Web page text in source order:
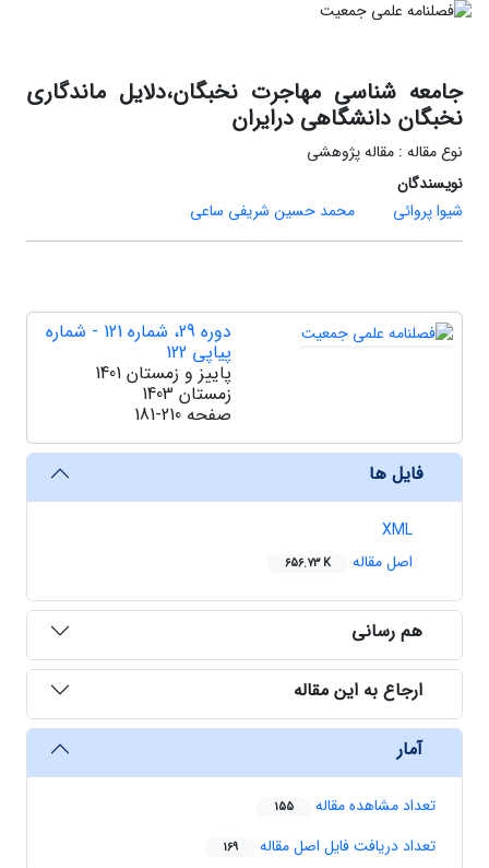
جامعه شناسی مهاجرت نخبگان،دلایل ماندگاری
نخبگان دانشگاهی درایران
نوع مقاله : مقاله پژوهشی
نویسندگان
شیوا پروائی
محمد حسین شریفی ساعی
دوره 29، شماره 121 - شماره
پیاپی 122
پاییز و زمستان 1401
زمستان 1403
صفحه 181-210
فایل ها
XML
اصل مقاله
656.73 K
هم رسانی
ارجاع به این مقاله
آمار
تعداد مشاهده مقاله 155
تعداد دریافت فایل اصل مقاله 169